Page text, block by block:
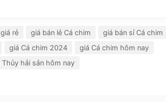
rẻ giá bán lẻ Cá chim
giá bán sỉ Cá chim
giá Cá chim 2024
giá Cá chim hôm nay
Thủy hải sản hôm nay